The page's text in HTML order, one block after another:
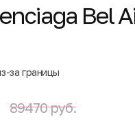
Bel
за границы
89470 руб.